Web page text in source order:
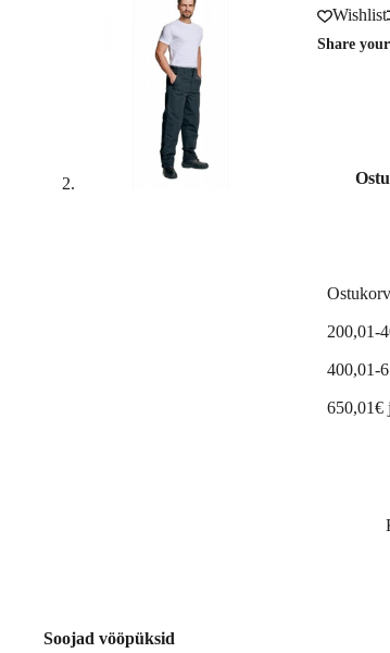
t
i
Wishlist
Share
200,01-
400,01-
650,01€
Soojad vööpüksid